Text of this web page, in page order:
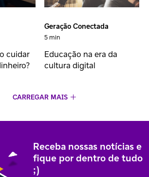
cuidar
Geração Conectada
5 min
Educação na era da
cultura digital
CARREGAR MAIS
Receba nossas notícias e
fique por dentro de tudo
;)